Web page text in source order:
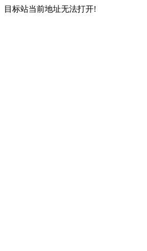
目标站当前地址无法打开!